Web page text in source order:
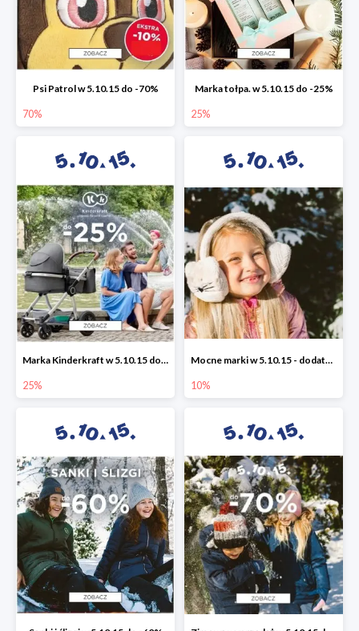
Psi Patrol w 5.10.15 do -70%
70%
Marka tołpa. w 5.10.15 do -25%
25%
Marka Kinderkraft w 5.10.15 do -25%
25%
Mocne marki w 5.10.15 - dodatkowe -10% rabatu
10%